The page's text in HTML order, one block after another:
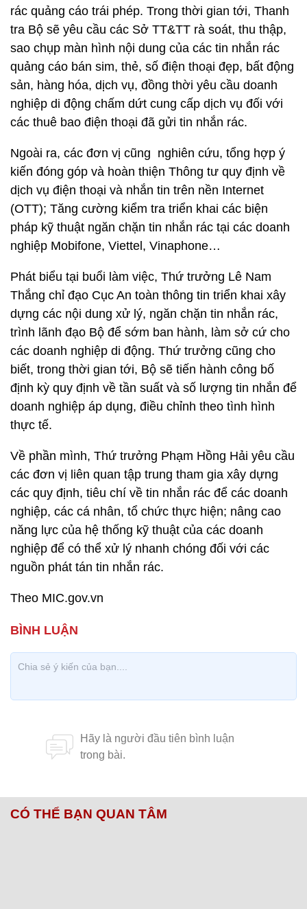
rác quảng cáo trái phép. Trong thời gian tới, Thanh
tra Bộ sẽ yêu cầu các Sở TT&TT rà soát, thu thập,
sao chụp màn hình nội dung của các tin nhắn rác
quảng cáo bán sim, thẻ, số điện thoại đẹp, bất động
sản, hàng hóa, dịch vụ, đồng thời yêu cầu doanh
nghiệp di động chấm dứt cung cấp dịch vụ đối với
các thuê bao điện thoại đã gửi tin nhắn rác.
Ngoài ra, các đơn vị cũng nghiên cứu, tổng hợp ý
kiến đóng góp và hoàn thiện Thông tư quy định về
dịch vụ điện thoại và nhắn tin trên nền Internet
(OTT); Tăng cường kiểm tra triển khai các biện
pháp kỹ thuật ngăn chặn tin nhắn rác tại các doanh
nghiệp Mobifone, Viettel, Vinaphone…
Phát biểu tại buổi làm việc, Thứ trưởng Lê Nam
Thắng chỉ đạo Cục An toàn thông tin triển khai xây
dựng các nội dung xử lý, ngăn chặn tin nhắn rác,
trình lãnh đạo Bộ để sớm ban hành, làm sở cứ cho
các doanh nghiệp di động. Thứ trưởng cũng cho
biết, trong thời gian tới, Bộ sẽ tiến hành công bố
định kỳ quy định về tần suất và số lượng tin nhắn để
doanh nghiệp áp dụng, điều chỉnh theo tình hình
thực tế.
Về phần mình, Thứ trưởng Phạm Hồng Hải yêu cầu
các đơn vị liên quan tập trung tham gia xây dựng
các quy định, tiêu chí về tin nhắn rác để các doanh
nghiệp, các cá nhân, tổ chức thực hiện; nâng cao
năng lực của hệ thống kỹ thuật của các doanh
nghiệp để có thể xử lý nhanh chóng đối với các
nguồn phát tán tin nhắn rác.
Theo MIC.gov.vn
CÓ THỂ BẠN QUAN TÂM